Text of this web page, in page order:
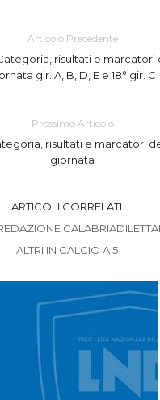
Articolo Precedente
risultati e marcatori
gir. A, B, D, E e 18° gir. C
Prossimo Articolo
risultati e marcatori
giornata
ARTICOLI CORRELATI
ALTRI IN CALCIO A 5